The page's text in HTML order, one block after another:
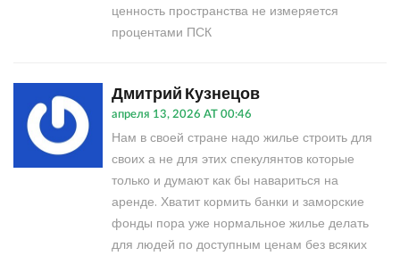
ценность пространства не измеряется
процентами ПСК
Дмитрий Кузнецов
апреля 13, 2026 AT 00:46
Нам в своей стране надо жилье строить для
своих а не для этих спекулянтов которые
только и думают как бы навариться на
аренде. Хватит кормить банки и заморские
фонды пора уже нормальное жилье делать
для людей по доступным ценам без всяких